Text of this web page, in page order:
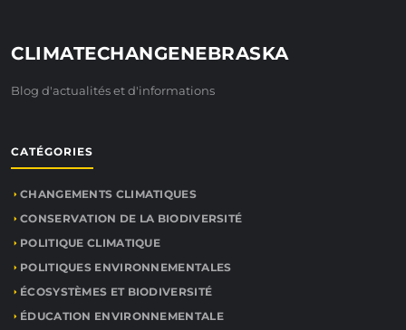
CLIMATECHANGENEBRASKA
Blog d'actualités et d'informations
CATÉGORIES
CHANGEMENTS CLIMATIQUES
CONSERVATION DE LA BIODIVERSITÉ
POLITIQUE CLIMATIQUE
POLITIQUES ENVIRONNEMENTALES
ÉCOSYSTÈMES ET BIODIVERSITÉ
ÉDUCATION ENVIRONNEMENTALE